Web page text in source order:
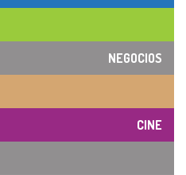
NEGOCIOS
CINE